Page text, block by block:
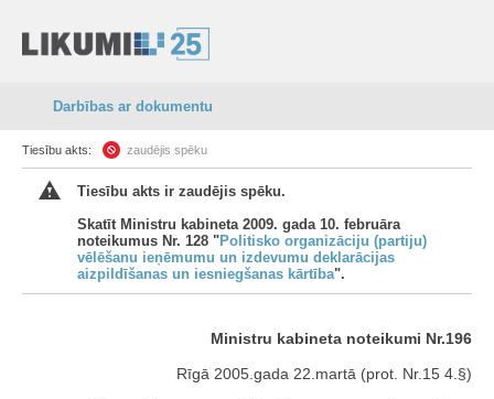
Darbības ar dokumentu
Tiesību akts: zaudējis spēku
Tiesību akts ir zaudējis spēku.
Skatīt Ministru kabineta 2009. gada 10. februāra
noteikumus Nr. 128 "Politisko organizāciju (partiju)
vēlēšanu ieņēmumu un izdevumu deklarācijas
aizpildīšanas un iesniegšanas kārtība".
Ministru kabineta noteikumi Nr.196
Rīgā 2005.gada 22.martā (prot. Nr.15 4.§)